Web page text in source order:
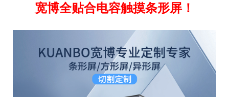
宽博全贴合电容触摸条形屏！